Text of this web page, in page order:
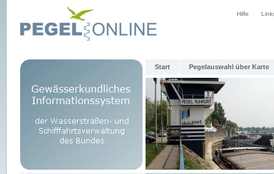
Hilfe
Start Pegelauswahl über Karte